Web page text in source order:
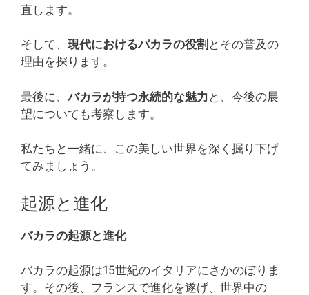
直します。
そして、 現代におけるバカラの役割 とその普及の
理由を探ります。
最後に、バカラが持つ永続的な魅力 と、今後の展
望についても考察します。
私たちと一緒に、この美しい世界を深く掘り下げ
てみましょう。
起源と進化
バカラの起源と進化
バカラの起源は15世紀のイタリアにさかのぼりま
す。その後、フランスで進化を遂げ、世界中の